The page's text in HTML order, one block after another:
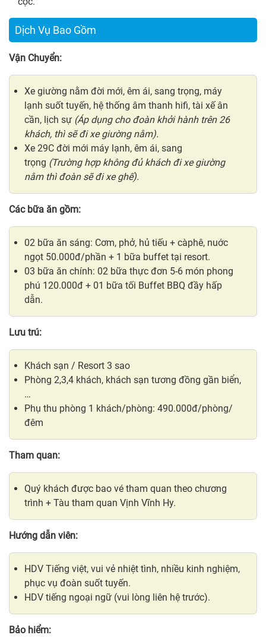
Dịch Vụ Bao Gồm
Vận Chuyển:
Xe giường nằm đời mới, êm ái, sang trọng, máy
lạnh suốt tuyến, hệ thống âm thanh hifi, tài xế ân
cần, lịch sự (Áp dụng cho đoàn khởi hành trên 26
khách, thì sẽ đi xe giường nằm).
Xe 29C đời mới máy lạnh, êm ái, sang
trọng (Trường hợp không đủ khách đi xe giường
nằm thì đoàn sẽ đi xe ghế).
Các bữa ăn gồm:
02 bữa ăn sáng: Cơm, phở, hủ tiếu + càphê, nuớc
ngọt 50.000đ/phần + 1 bữa buffet tại resort.
03 bữa ăn chính: 02 bữa thực đơn 5-6 món phong
phú 120.000đ + 01 bữa tối Buffet BBQ đầy hấp
dẫn.
Lưu trú:
Khách sạn / Resort 3 sao
Phòng 2,3,4 khách, khách sạn tương đồng gần biển,
…
Phụ thu phòng 1 khách/phòng: 490.000đ/phòng/
đêm
Tham quan:
Quý khách được bao vé tham quan theo chương
trình + Tàu tham quan Vịnh Vĩnh Hy.
Hướng dẫn viên:
HDV Tiếng việt, vui vẻ nhiệt tình, nhiều kinh nghiệm,
phục vụ đoàn suốt tuyến.
HDV tiếng ngoại ngữ (vui lòng liên hệ trước).
Bảo hiểm: